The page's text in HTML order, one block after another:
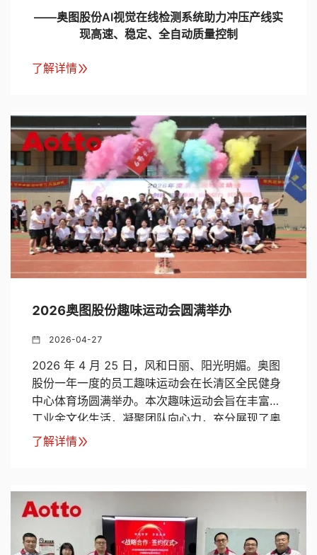
——奥图股份AI视觉在线检测系统助力冲压产线实
现高速、稳定、全自动质量控制
了解详情
2026奥图股份趣味运动会圆满举办
2026-04-27
2026 年 4 月 25 日，风和日丽、阳光明媚。奥图
股份一年一度的员工趣味运动会在长清区全民健身
中心体育场圆满举办。本次趣味运动会旨在丰富员
工业余文化生活，凝聚团队向心力，充分展现了奥
图全体员工积极向上、团结奋进的精神风貌。
了解详情